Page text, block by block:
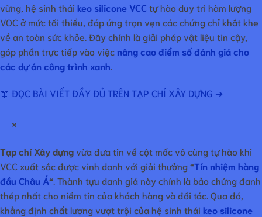
vững, hệ sinh thái keo silicone VCCtự hào duy trì hàm lượng
VOC ở mức tối thiểu, đáp ứng trọn vẹn các chứng chỉ khắt khe
về an toàn sức khỏe. Đây chính là giải pháp vật liệu tin cậy,
góp phần trực tiếp vào việc nâng cao điểm số đánh giá cho
các dự án công trình xanh.
📖 ĐỌC BÀI VIẾT ĐẦY ĐỦ TRÊN TẠP CHÍ XÂY DỰNG ➔
×
Tạp chí Xây dựngvừa đưa tin về cột mốc vô cùng tự hào khi
VCC xuất sắc được vinh danh với giải thưởng“Tín nhiệm hàng
đầu Châu Á“. Thành tựu danh giá này chính là bảo chứng đanh
thép nhất cho niềm tin của khách hàng và đối tác. Qua đó,
khẳng định chất lượng vượt trội của hệ sinh thái keo silicone